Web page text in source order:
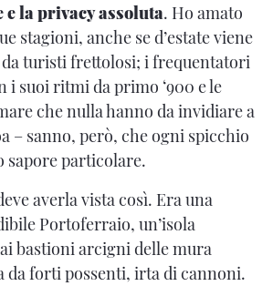
e la privacy assoluta. Ho amato
stagioni, anche se d’estate viene
turisti frettolosi; i frequentatori
i suoi ritmi da primo ‘900 e le
che nulla hanno da invidiare a
– sanno, però, che ogni spicchio
sapore particolare.
averla vista così. Era una
Portoferraio, un’isola
bastioni arcigni delle mura
da forti possenti, irta di cannoni.